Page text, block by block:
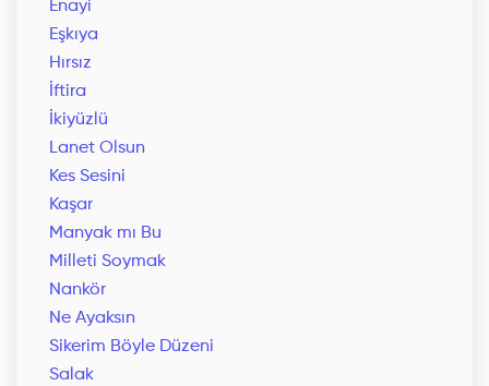
Enayi
Eşkıya
Hırsız
İftira
İkiyüzlü
Lanet Olsun
Kes Sesini
Kaşar
Manyak mı Bu
Milleti Soymak
Nankör
Ne Ayaksın
Sikerim Böyle Düzeni
Salak